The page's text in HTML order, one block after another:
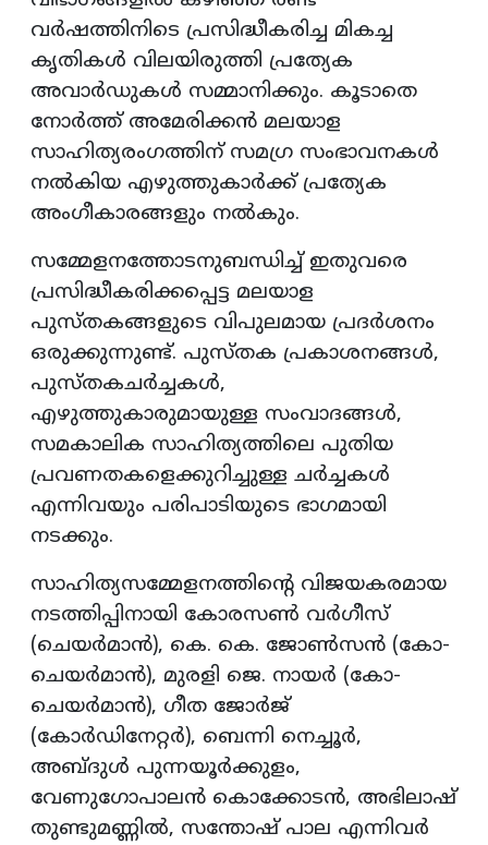
വര്‍ഷത്തിനിടെ പ്രസിദ്ധീകരിച്ച മികച്ച
കൃതികള്‍ വിലയിരുത്തി പ്രത്യേക
അവാര്‍ഡുകള്‍ സമ്മാനിക്കും. കൂടാതെ
നോര്‍ത്ത് അമേരിക്കന്‍ മലയാള
സാഹിത്യരംഗത്തിന് സമഗ്ര സംഭാവനകള്‍
നല്‍കിയ എഴുത്തുകാര്‍ക്ക് പ്രത്യേക
അംഗീകാരങ്ങളും നല്‍കും.
സമ്മേളനത്തോടനുബന്ധിച്ച് ഇതുവരെ
പ്രസിദ്ധീകരിക്കപ്പെട്ട മലയാള
പുസ്തകങ്ങളുടെ വിപുലമായ പ്രദര്‍ശനം
ഒരുക്കുന്നുണ്ട്. പുസ്തക പ്രകാശനങ്ങള്‍,
പുസ്തകചര്‍ച്ചകള്‍,
എഴുത്തുകാരുമായുള്ള സംവാദങ്ങള്‍,
സമകാലിക സാഹിത്യത്തിലെ പുതിയ
പ്രവണതകളെക്കുറിച്ചുള്ള ചര്‍ച്ചകള്‍
എന്നിവയും പരിപാടിയുടെ ഭാഗമായി
നടക്കും.
സാഹിത്യസമ്മേളനത്തിന്റെ വിജയകരമായ
നടത്തിപ്പിനായി കോരസണ്‍ വര്‍ഗീസ്
(ചെയര്‍മാന്‍), കെ. കെ. ജോണ്‍സന്‍ (കോ-
ചെയര്‍മാന്‍), മുരളി ജെ. നായര്‍ (കോ-
ചെയര്‍മാന്‍), ഗീത ജോര്‍ജ്
(കോര്‍ഡിനേറ്റര്‍), ബെന്നി നെച്ചൂര്‍,
അബ്ദുള്‍ പുന്നയൂര്‍ക്കുളം,
വേണുഗോപാലന്‍ കൊക്കോടന്‍, അഭിലാഷ്
തുണ്ടുമണ്ണില്‍, സന്തോഷ് പാല എന്നിവര്‍